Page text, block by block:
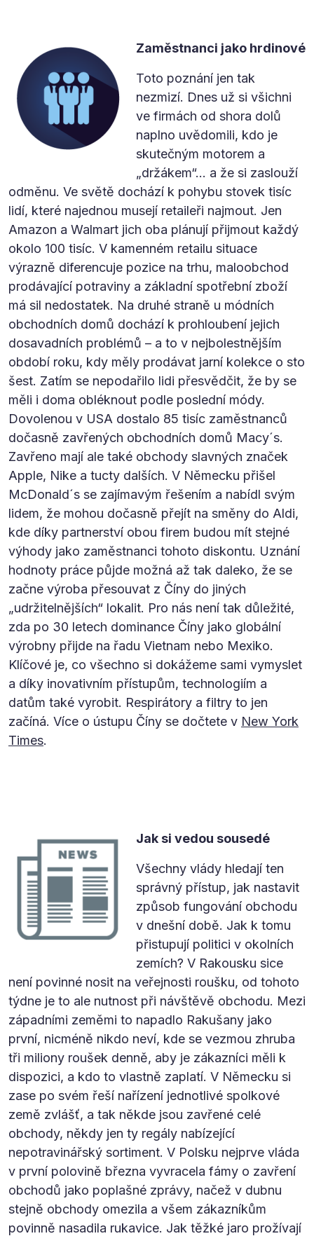
Zaměstnanci jako hrdinové
Toto poznání jen tak
nezmizí. Dnes už si všichni
ve firmách od shora dolů
naplno uvědomili, kdo je
skutečným motorem a
„držákem“… a že si zaslouží
odměnu. Ve světě dochází k pohybu stovek tisíc
lidí, které najednou musejí retaileři najmout. Jen
Amazon a Walmart jich oba plánují přijmout každý
okolo 100 tisíc. V kamenném retailu situace
výrazně diferencuje pozice na trhu, maloobchod
prodávající potraviny a základní spotřební zboží
má sil nedostatek. Na druhé straně u módních
obchodních domů dochází k prohloubení jejich
dosavadních problémů – a to v nejbolestnějším
období roku, kdy měly prodávat jarní kolekce o sto
šest. Zatím se nepodařilo lidi přesvědčit, že by se
měli i doma obléknout podle poslední módy.
Dovolenou v USA dostalo 85 tisíc zaměstnanců
dočasně zavřených obchodních domů Macy´s.
Zavřeno mají ale také obchody slavných značek
Apple, Nike a tucty dalších. V Německu přišel
McDonald´s se zajímavým řešením a nabídl svým
lidem, že mohou dočasně přejít na směny do Aldi,
kde díky partnerství obou firem budou mít stejné
výhody jako zaměstnanci tohoto diskontu. Uznání
hodnoty práce půjde možná až tak daleko, že se
začne výroba přesouvat z Číny do jiných
„udržitelnějších“ lokalit. Pro nás není tak důležité,
zda po 30 letech dominance Číny jako globální
výrobny přijde na řadu Vietnam nebo Mexiko.
Klíčové je, co všechno si dokážeme sami vymyslet
a díky inovativním přístupům, technologiím a
datům také vyrobit. Respirátory a filtry to jen
začíná. Více o ústupu Číny se dočtete v New York
Times.
Jak si vedou sousedé
Všechny vlády hledají ten
správný přístup, jak nastavit
způsob fungování obchodu
v dnešní době. Jak k tomu
přistupují politici v okolních
zemích? V Rakousku sice
není povinné nosit na veřejnosti roušku, od tohoto
týdne je to ale nutnost při návštěvě obchodu. Mezi
západními zeměmi to napadlo Rakušany jako
první, nicméně nikdo neví, kde se vezmou zhruba
tři miliony roušek denně, aby je zákazníci měli k
dispozici, a kdo to vlastně zaplatí. V Německu si
zase po svém řeší nařízení jednotlivé spolkové
země zvlášť, a tak někde jsou zavřené celé
obchody, někdy jen ty regály nabízející
nepotravinářský sortiment. V Polsku nejprve vláda
v první polovině března vyvracela fámy o zavření
obchodů jako poplašné zprávy, načež v dubnu
stejně obchody omezila a všem zákazníkům
povinně nasadila rukavice. Jak těžké jaro prožívají